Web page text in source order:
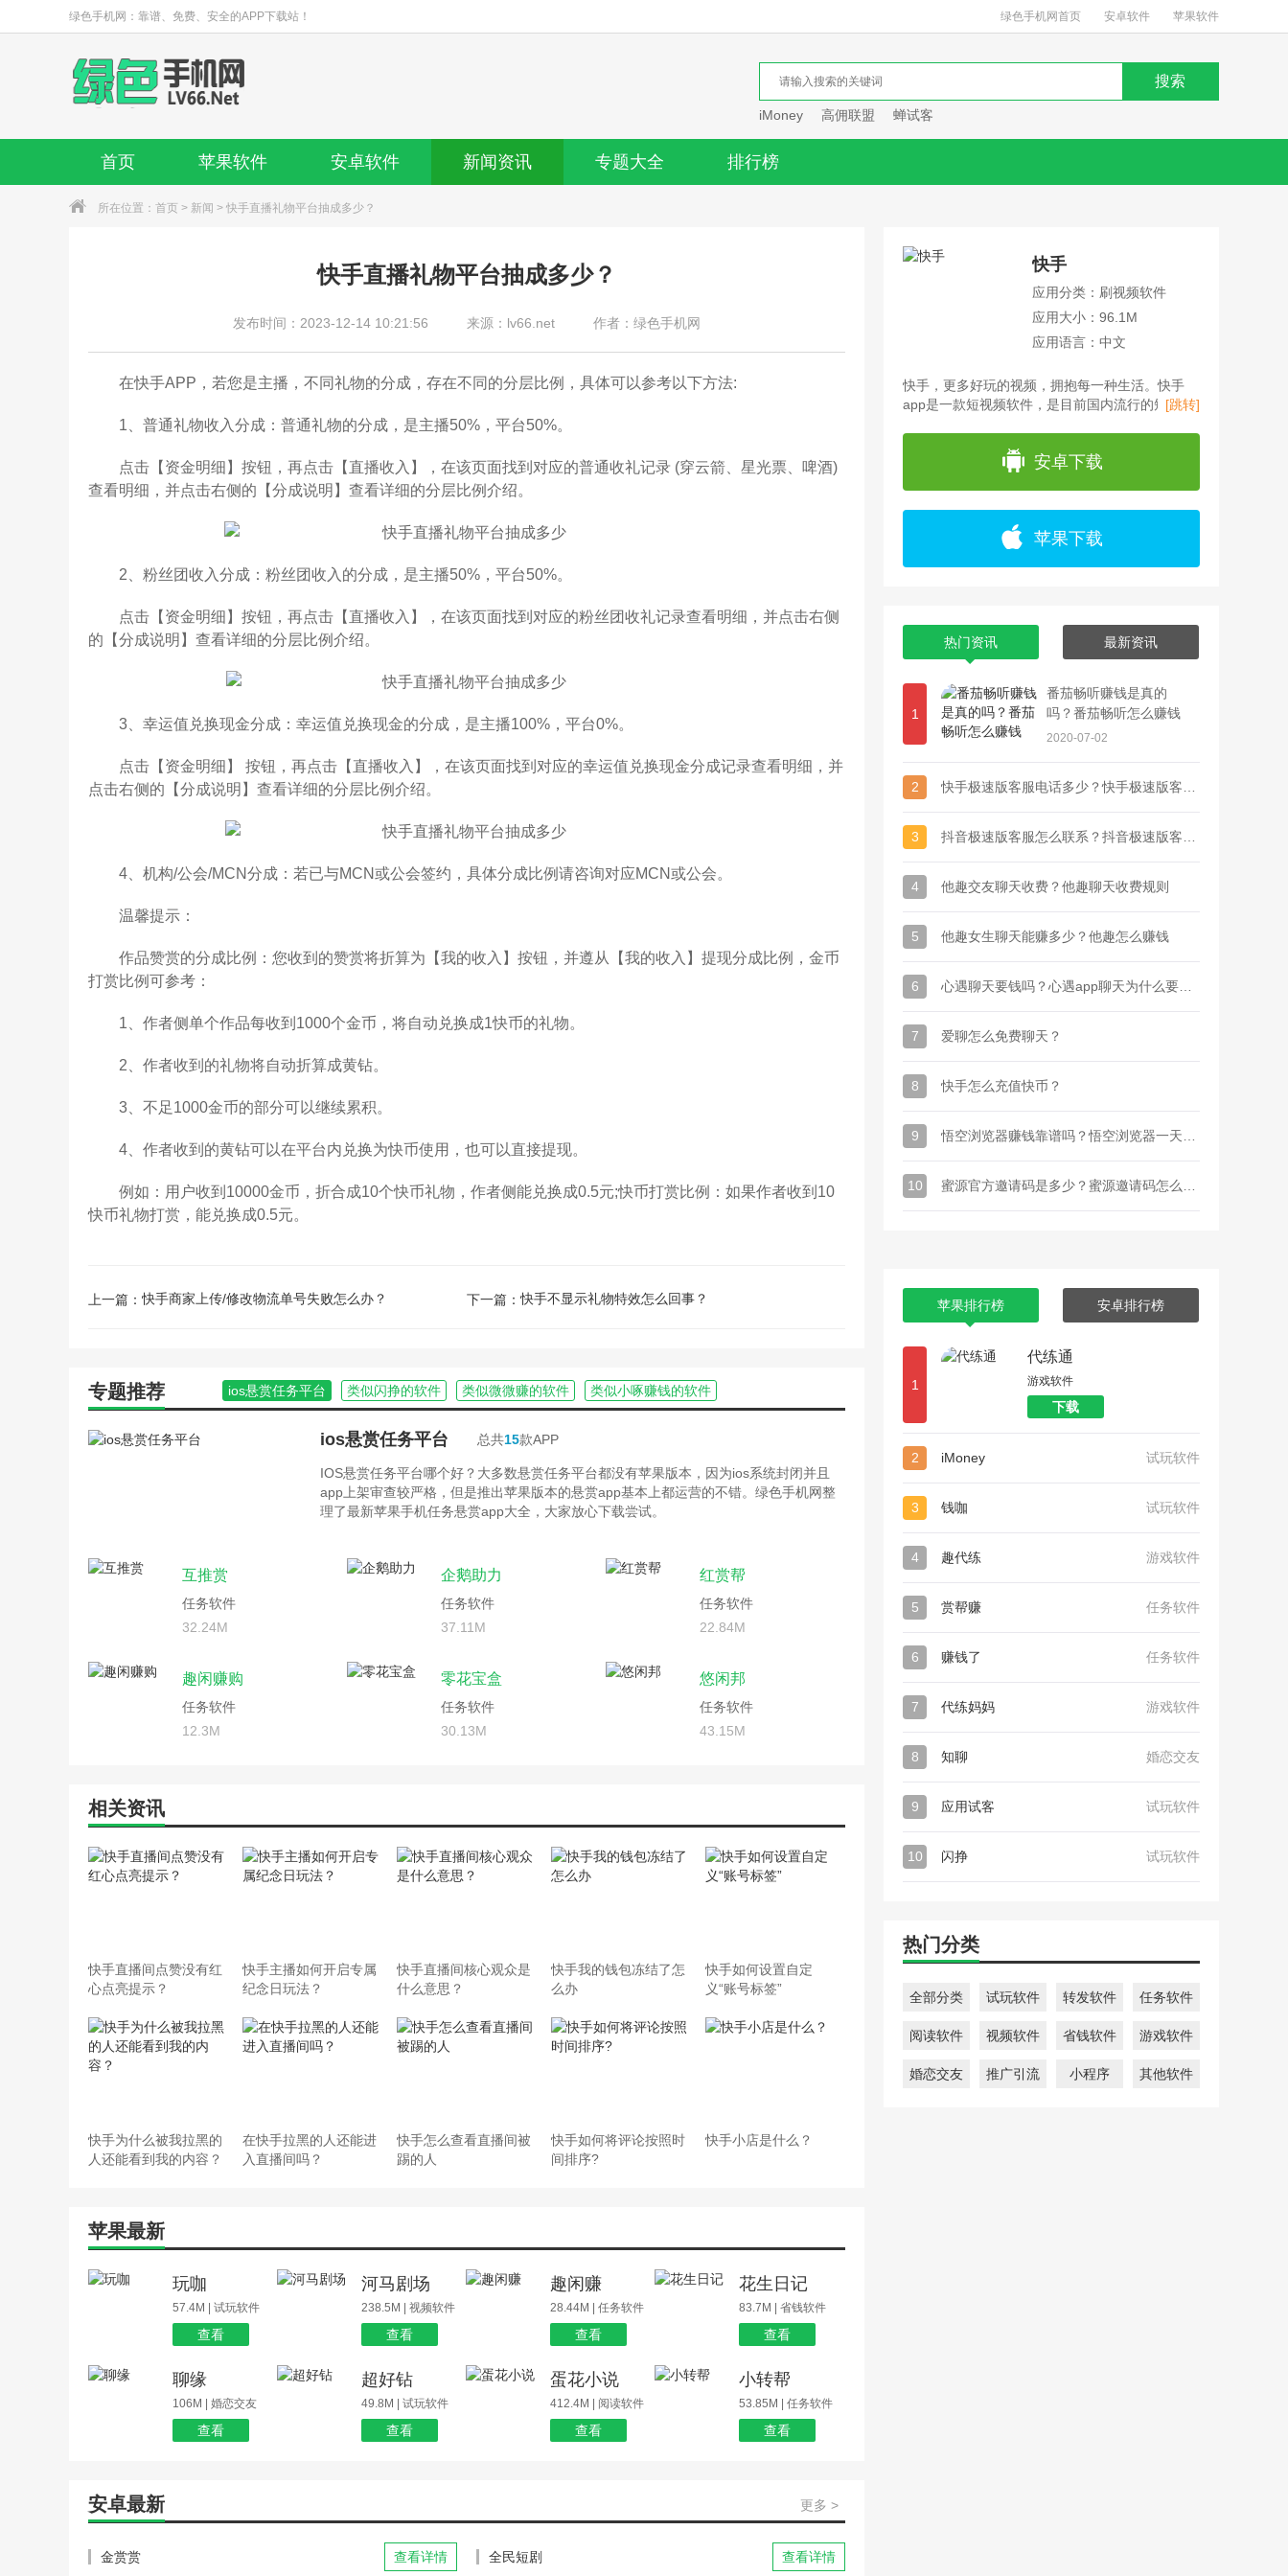
绿色手机网：靠谱、免费、安全的APP下载站！ 绿色手机网首页 安卓软件 苹果软件
iMoney 高佣联盟 蝉试客
首页 苹果软件 安卓软件 新闻资讯 专题大全 排行榜
所在位置： 首页 > 新闻 > 快手直播礼物平台抽成多少？
快手直播礼物平台抽成多少？
发布时间：2023-12-14 10:21:56 来源：lv66.net 作者：绿色手机网
在快手APP，若您是主播，不同礼物的分成，存在不同的分层比例，具体可以参考以下方法:
1、普通礼物收入分成：普通礼物的分成，是主播50%，平台50%。
点击【资金明细】按钮，再点击【直播收入】，在该页面找到对应的普通收礼记录 (穿云箭、星光票、啤酒)
查看明细，并点击右侧的【分成说明】查看详细的分层比例介绍。
2、粉丝团收入分成：粉丝团收入的分成，是主播50%，平台50%。
点击【资金明细】按钮，再点击【直播收入】，在该页面找到对应的粉丝团收礼记录查看明细，并点击右侧
的【分成说明】查看详细的分层比例介绍。
3、幸运值兑换现金分成：幸运值兑换现金的分成，是主播100%，平台0%。
点击【资金明细】 按钮，再点击【直播收入】，在该页面找到对应的幸运值兑换现金分成记录查看明细，并
点击右侧的【分成说明】查看详细的分层比例介绍。
4、机构/公会/MCN分成：若已与MCN或公会签约，具体分成比例请咨询对应MCN或公会。
温馨提示：
作品赞赏的分成比例：您收到的赞赏将折算为【我的收入】按钮，并遵从【我的收入】提现分成比例，金币
打赏比例可参考：
1、作者侧单个作品每收到1000个金币，将自动兑换成1快币的礼物。
2、作者收到的礼物将自动折算成黄钻。
3、不足1000金币的部分可以继续累积。
4、作者收到的黄钻可以在平台内兑换为快币使用，也可以直接提现。
例如：用户收到10000金币，折合成10个快币礼物，作者侧能兑换成0.5元;快币打赏比例：如果作者收到10
快币礼物打赏，能兑换成0.5元。
上一篇： 快手商家上传/修改物流单号失败怎么办？ 下一篇： 快手不显示礼物特效怎么回事？
专题推荐 ios悬赏任务平台 类似闪挣的软件 类似微微赚的软件 类似小啄赚钱的软件
ios悬赏任务平台 总共15款APP
IOS悬赏任务平台哪个好？大多数悬赏任务平台都没有苹果版本，因为ios系统封闭并且
app上架审查较严格，但是推出苹果版本的悬赏app基本上都运营的不错。绿色手机网整
理了最新苹果手机任务悬赏app大全，大家放心下载尝试。
互推赏
任务软件
32.24M
企鹅助力
任务软件
37.11M
红赏帮
任务软件
22.84M
趣闲赚购
任务软件
12.3M
零花宝盒
任务软件
30.13M
悠闲邦
任务软件
43.15M
相关资讯
快手直播间点赞没有红
心点亮提示？
快手主播如何开启专属
纪念日玩法？
快手直播间核心观众是
什么意思？
快手我的钱包冻结了怎
么办
快手如何设置自定
义“账号标签”
快手为什么被我拉黑的
人还能看到我的内容？
在快手拉黑的人还能进
入直播间吗？
快手怎么查看直播间被
踢的人
快手如何将评论按照时
间排序?
快手小店是什么？
苹果最新
玩咖
57.4M | 试玩软件
查看
河马剧场
238.5M | 视频软件
查看
趣闲赚
28.44M | 任务软件
查看
花生日记
83.7M | 省钱软件
查看
聊缘
106M | 婚恋交友
查看
超好钻
49.8M | 试玩软件
查看
蛋花小说
412.4M | 阅读软件
查看
小转帮
53.85M | 任务软件
查看
安卓最新 更多 >
金赏赏 查看详情 全民短剧 查看详情
快手
应用分类：刷视频软件
应用大小：96.1M
应用语言：中文
快手，更多好玩的视频，拥抱每一种生活。快手
app是一款短视频软件，是目前国内流行的短视频
[跳转]
安卓下载
苹果下载
热门资讯 最新资讯
1
番茄畅听赚钱是真的
吗？番茄畅听怎么赚钱
2020-07-02
2
3
4 他趣交友聊天收费？他趣聊天收费规则
5 他趣女生聊天能赚多少？他趣怎么赚钱
6
7 爱聊怎么免费聊天？
8 快手怎么充值快币？
9
10
苹果排行榜 安卓排行榜
1
代练通
游戏软件
下载
2 iMoney 试玩软件
3 钱咖 试玩软件
4 趣代练 游戏软件
5 赏帮赚 任务软件
6 赚钱了 任务软件
7 代练妈妈 游戏软件
8 知聊 婚恋交友
9 应用试客 试玩软件
10 闪挣 试玩软件
热门分类
全部分类 试玩软件 转发软件 任务软件
阅读软件 视频软件 省钱软件 游戏软件
婚恋交友 推广引流 小程序 其他软件